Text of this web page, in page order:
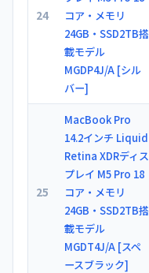
24
コア・メモリ
24GB・SSD2TB搭
載モデル
MGDP4J/A [シル
バー]
25
MacBook Pro
14.2インチ Liquid
Retina XDRディス
プレイ M5 Pro 18
コア・メモリ
24GB・SSD2TB搭
載モデル
MGDT4J/A [スペ
ースブラック]